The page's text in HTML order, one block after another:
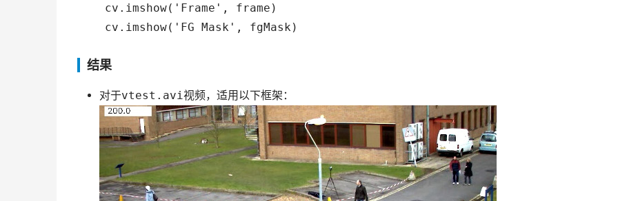
    cv.imshow('Frame', frame)
结果
对于vtest.avi视频，适用以下框架：